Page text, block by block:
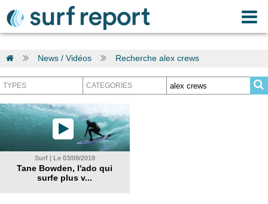
News / Vidéos Recherche alex crews
Surf | Le 03/09/2019
Tane Bowden, l'ado qui
surfe plus v...